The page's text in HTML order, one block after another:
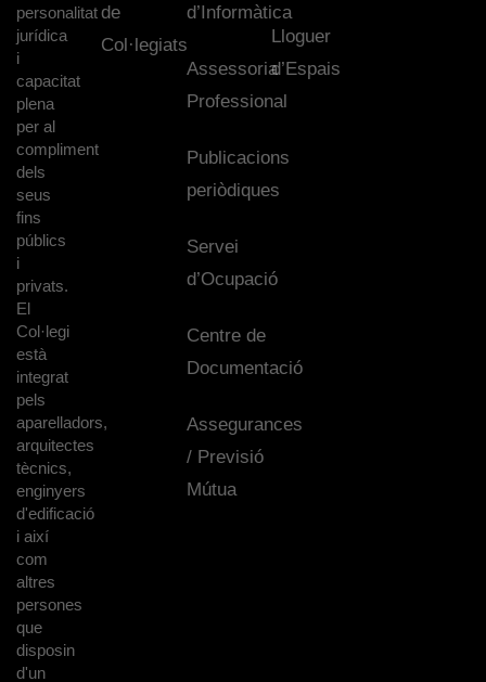
personalitat
jurídica
i
capacitat
plena
per al
compliment
dels
seus
fins
públics
i
privats.
El
Col·legi
està
integrat
pels
aparelladors,
arquitectes
tècnics,
enginyers
d'edificació
i així
com
altres
persones
que
disposin
d'un
de
Col·legiats
d’Informàtica
Assessoria
Professional
Publicacions
periòdiques
Servei
d’Ocupació
Centre de
Documentació
Assegurances
/ Previsió
Mútua
Lloguer
d’Espais